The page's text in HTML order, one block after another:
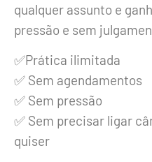
qualquer assunto e
pressão e sem
✅Prática ilimitada
✅ Sem agendamentos
✅ Sem pressão
✅ Sem precisar ligar
quiser